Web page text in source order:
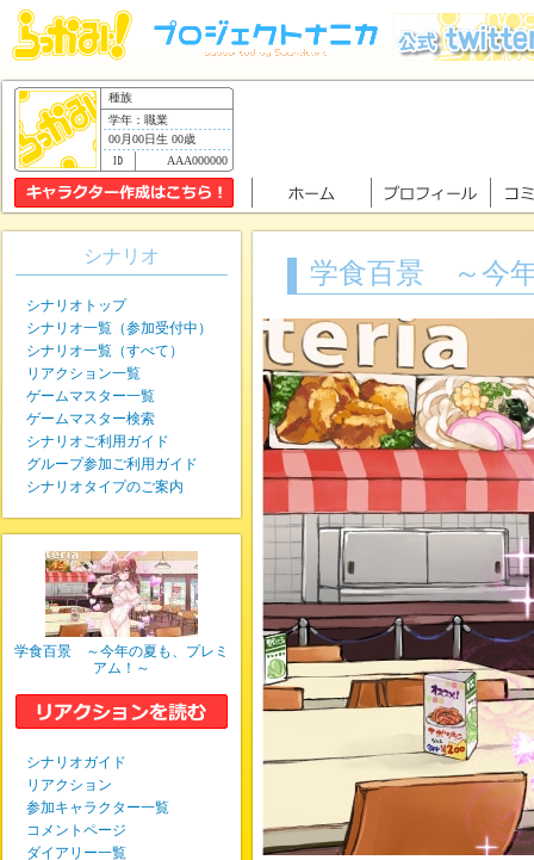
種族
学年：職業
00月00日生 00歳
AAA000000
学食百景 ～今
シナリオ
シナリオトップ
シナリオ一覧（参加受付中）
シナリオ一覧（すべて）
リアクション一覧
ゲームマスター一覧
ゲームマスター検索
シナリオご利用ガイド
グループ参加ご利用ガイド
シナリオタイプのご案内
学食百景 ～今年の夏も、プレミ
アム！～
シナリオガイド
リアクション
参加キャラクター一覧
コメントページ
ダイアリー一覧